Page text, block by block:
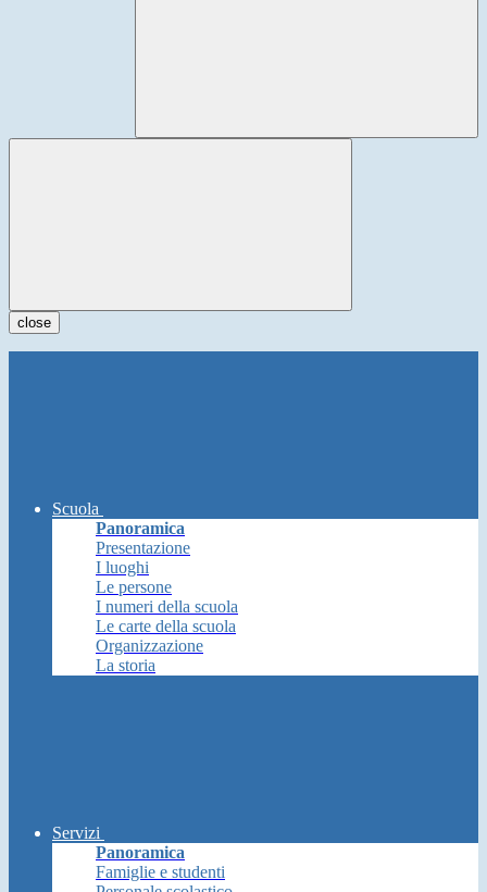
close
Scuola
Panoramica
Presentazione
I luoghi
Le persone
I numeri della scuola
Le carte della scuola
Organizzazione
La storia
Servizi
Panoramica
Famiglie e studenti